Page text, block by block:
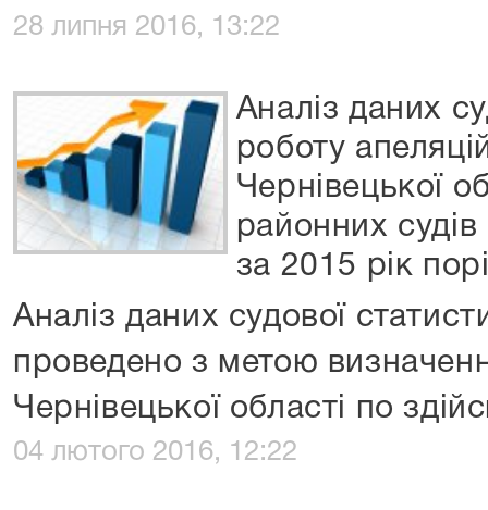
28 липня 2016, 13:22
Аналіз даних
роботу
Чернівецької
районних судів
за 2015 рік
Аналіз даних судової
проведено з метою
Чернівецької області по
04 лютого 2016, 12:22